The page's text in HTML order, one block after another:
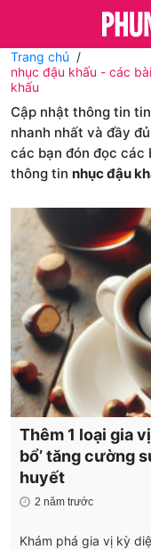
Trang chủ
nhục đậu khấu - các
khấu
Cập nhật thông tin
nhanh nhất và đầy
các bạn đón đọc các
thông tin nhục đậu
Thêm 1 loại gia
bổ’ tăng cường
huyết
2 năm trước
Khám phá gia vị kỳ